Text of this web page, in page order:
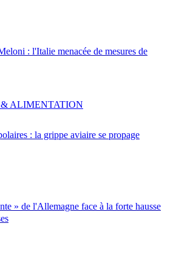
: l'Italie menacée de mesures de
: la grippe aviaire se propage
ALIMENTATION
» de l'Allemagne face à la forte hausse